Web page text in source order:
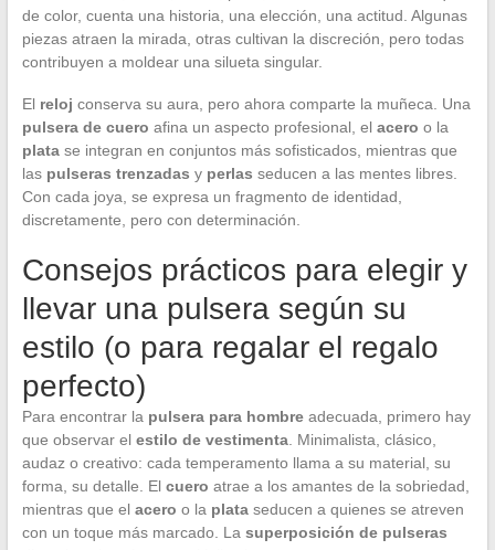
de color, cuenta una historia, una elección, una actitud. Algunas
piezas atraen la mirada, otras cultivan la discreción, pero todas
contribuyen a moldear una silueta singular.
El reloj conserva su aura, pero ahora comparte la muñeca. Una
pulsera de cuero afina un aspecto profesional, el acero o la
platase integran en conjuntos más sofisticados, mientras que
las pulseras trenzadas y perlas seducen a las mentes libres.
Con cada joya, se expresa un fragmento de identidad,
discretamente, pero con determinación.
Consejos prácticos para elegir y
llevar una pulsera según su
estilo (o para regalar el regalo
perfecto)
Para encontrar la pulsera para hombreadecuada, primero hay
que observar el estilo de vestimenta. Minimalista, clásico,
audaz o creativo: cada temperamento llama a su material, su
forma, su detalle. El cuero atrae a los amantes de la sobriedad,
mientras que el acero o la plataseducen a quienes se atreven
con un toque más marcado. La superposición de pulseras